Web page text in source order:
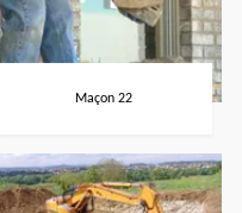
Maçon 22